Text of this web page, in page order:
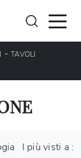
-TAVOLI
I più visti a :